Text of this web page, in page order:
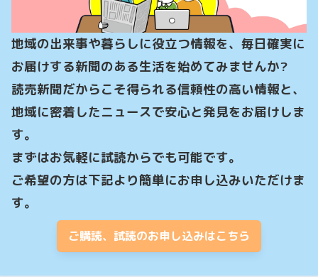
地域の出来事や暮らしに役立つ情報を、毎日確実に
お届けする新聞のある生活を始めてみませんか?
読売新聞だからこそ得られる信頼性の高い情報と、
地域に密着したニュースで安心と発見をお届けしま
す。
まずはお気軽に試読からでも可能です。
ご希望の方は下記より簡単にお申し込みいただけま
す。
ご購読、試読のお申し込みはこちら